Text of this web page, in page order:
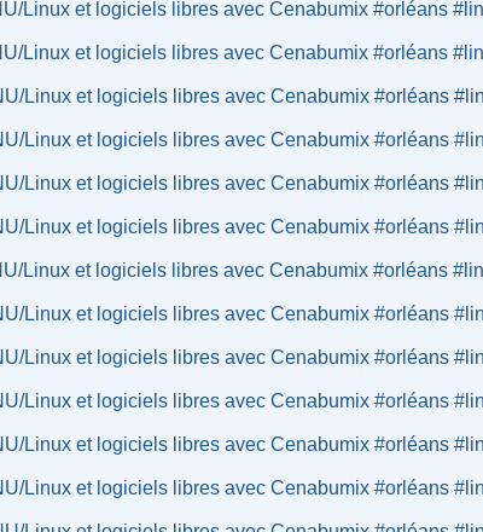
Linux et logiciels libres avec Cenabumix #orléans
Linux et logiciels libres avec Cenabumix #orléans
Linux et logiciels libres avec Cenabumix #orléans
Linux et logiciels libres avec Cenabumix #orléans
Linux et logiciels libres avec Cenabumix #orléans
Linux et logiciels libres avec Cenabumix #orléans
Linux et logiciels libres avec Cenabumix #orléans
Linux et logiciels libres avec Cenabumix #orléans
Linux et logiciels libres avec Cenabumix #orléans
Linux et logiciels libres avec Cenabumix #orléans
Linux et logiciels libres avec Cenabumix #orléans
Linux et logiciels libres avec Cenabumix #orléans